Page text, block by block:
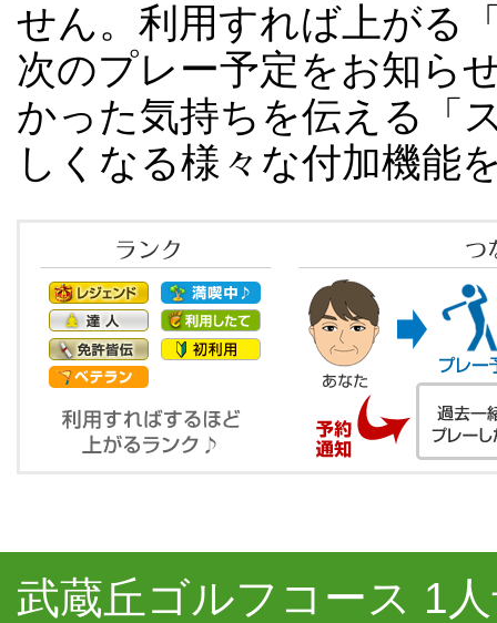
せん。利用すれば上がる
次のプレー予定をお知ら
かった気持ちを伝える「
しくなる様々な付加機能
武蔵丘ゴルフコース 1